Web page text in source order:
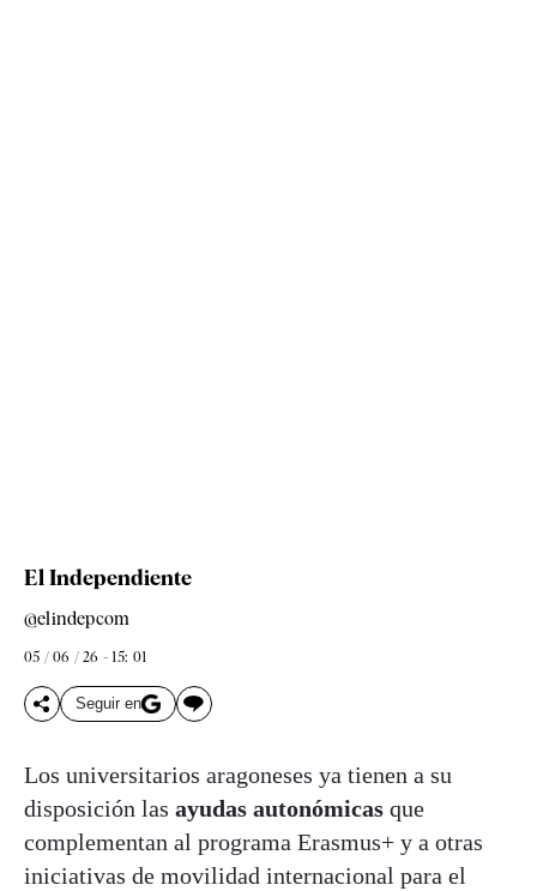
El Independiente
@elindepcom
05 / 06 / 26 - 15: 01
Seguir en
Los universitarios aragoneses ya tienen a su
disposición las ayudas autonómicas que
complementan al programa Erasmus+ y a otras
iniciativas de movilidad internacional para el